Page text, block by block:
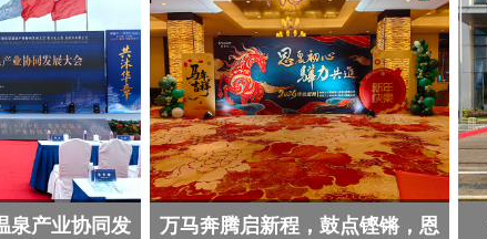
泉产业协同发 万马奔腾启新程，鼓点铿锵，恩